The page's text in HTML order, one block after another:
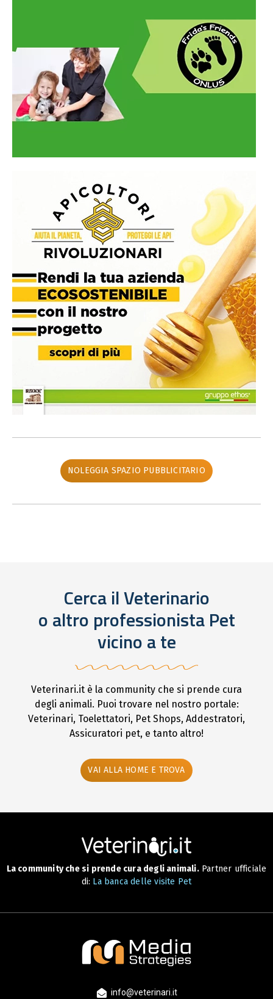
NOLEGGIA SPAZIO PUBBLICITARIO
Cerca il Veterinario
o altro professionista Pet
vicino a te
Veterinari.it è la community che si prende cura
degli animali. Puoi trovare nel nostro portale:
Veterinari, Toelettatori, Pet Shops, Addestratori,
Assicuratori pet, e tanto altro!
VAI ALLA HOME E TROVA
La community che si prende cura degli animali.Partner ufficiale
di: La banca delle visite Pet
info@veterinari.it